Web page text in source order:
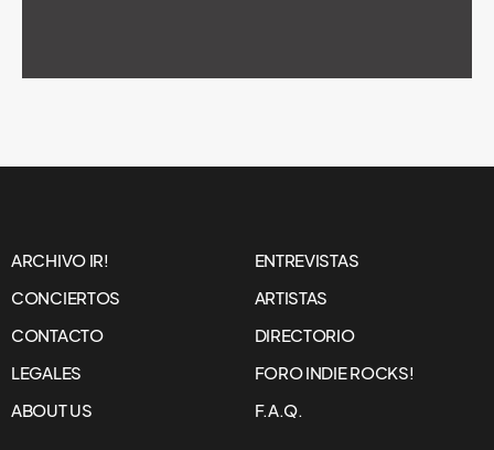
ARCHIVO IR!
ENTREVISTAS
CONCIERTOS
ARTISTAS
CONTACTO
DIRECTORIO
LEGALES
FORO INDIE ROCKS!
ABOUT US
F.A.Q.